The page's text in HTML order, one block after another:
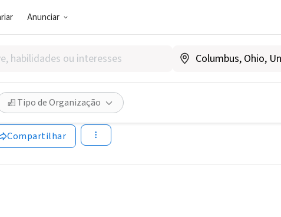
Anunciar
Tipo de Organização
LLC
Compartilhar